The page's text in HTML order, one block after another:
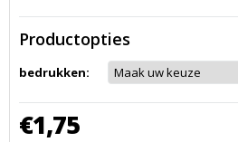
Productopties
bedrukken:
€1,75